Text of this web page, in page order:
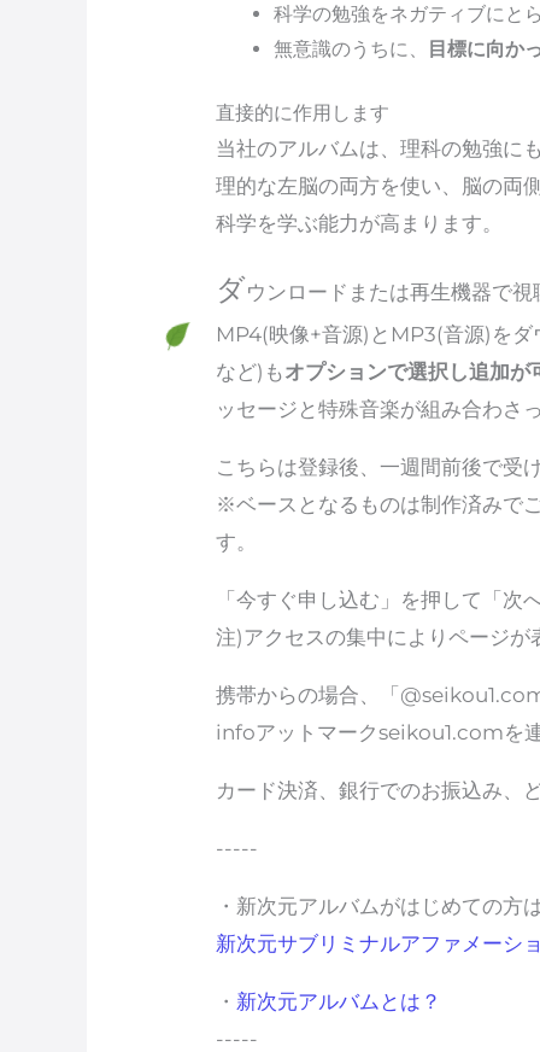
科学の勉強をネガティブにと
無意識のうちに、
目標に向か
直接的に作用します
当社のアルバムは、理科の勉強に
理的な左脳の両方を使い、脳の両
科学を学ぶ能力が高まります。
ダウンロードまたは再生機器で視
MP4(映像+音源)とMP3(音源)を
など)もオプションで選択し追加が
ッセージと特殊音楽が組み合わさ
こちらは登録後、一週間前後で受
※ベースとなるものは制作済みで
す。
「今すぐ申し込む」を押して「次
注)アクセスの集中によりページ
携帯からの場合、「
infoアットマークseikou1.comを
カード決済、銀行でのお振込み、
-----
・新次元アルバムがはじめての方
新次元サブリミナルアファメーシ
・ 新次元アルバムとは？
-----